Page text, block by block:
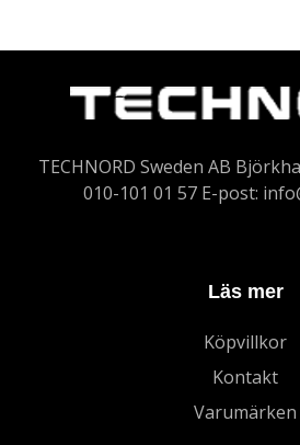
TECHNORD Sweden AB
010-101 01 57 E-post:
Läs mer
Köpvillkor
Kontakt
Varumärken